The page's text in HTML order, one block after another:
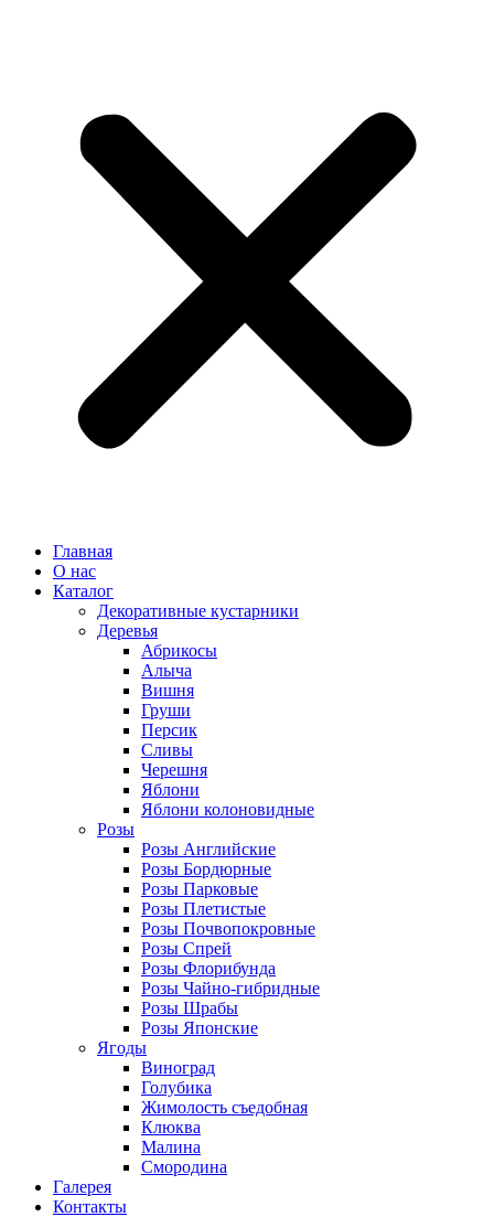
Главная
О нас
Каталог
Декоративные кустарники
Деревья
Абрикосы
Алыча
Вишня
Груши
Персик
Сливы
Черешня
Яблони
Яблони колоновидные
Розы
Розы Английские
Розы Бордюрные
Розы Парковые
Розы Плетистые
Розы Почвопокровные
Розы Спрей
Розы Флорибунда
Розы Чайно-гибридные
Розы Шрабы
Розы Японские
Ягоды
Виноград
Голубика
Жимолость съедобная
Клюква
Малина
Смородина
Галерея
Контакты